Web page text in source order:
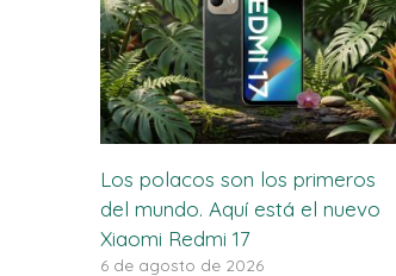
Los polacos son los primeros
del mundo. Aquí está el nuevo
Xiaomi Redmi 17
6 de agosto de 2026